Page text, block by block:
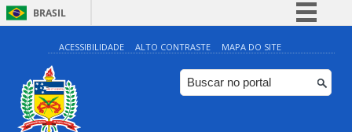
BRASIL
Simplifique!
Comunica BR
Participe
ACESSIBILIDADE ALTO CONTRASTE MAPA DO SITE